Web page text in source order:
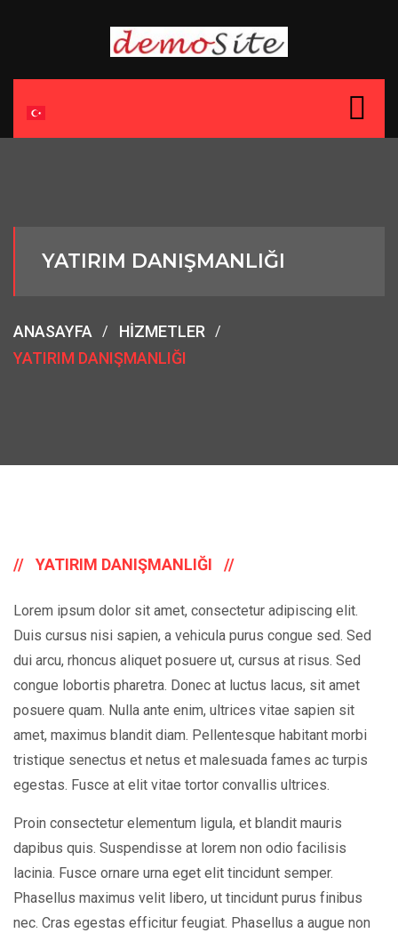
YATIRIM DANIŞMANLIĞI
ANASAYFA
HIZMETLER
YATIRIM DANIŞMANLIĞI
YATIRIM DANIŞMANLIĞI
Lorem ipsum dolor sit amet, consectetur adipiscing elit.
Duis cursus nisi sapien, a vehicula purus congue sed. Sed
dui arcu, rhoncus aliquet posuere ut, cursus at risus. Sed
congue lobortis pharetra. Donec at luctus lacus, sit amet
posuere quam. Nulla ante enim, ultrices vitae sapien sit
amet, maximus blandit diam. Pellentesque habitant morbi
tristique senectus et netus et malesuada fames ac turpis
egestas. Fusce at elit vitae tortor convallis ultrices.
Proin consectetur elementum ligula, et blandit mauris
dapibus quis. Suspendisse at lorem non odio facilisis
lacinia. Fusce ornare urna eget elit tincidunt semper.
Phasellus maximus velit libero, ut tincidunt purus finibus
nec. Cras egestas efficitur feugiat. Phasellus a augue non